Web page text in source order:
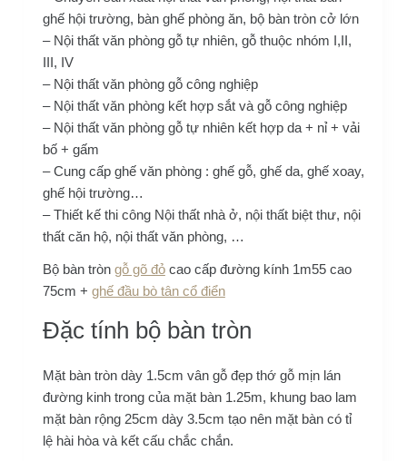
ghế hội trường, bàn ghế phòng ăn, bộ bàn tròn cở lớn
– Nội thất văn phòng gỗ tự nhiên, gỗ thuộc nhóm I,II,
III, IV
– Nội thất văn phòng gỗ công nghiệp
– Nội thất văn phòng kết hợp sắt và gỗ công nghiệp
– Nội thất văn phòng gỗ tự nhiên kết hợp da + nỉ + vải
bố + gấm
– Cung cấp ghế văn phòng : ghế gỗ, ghế da, ghế xoay,
ghế hội trường…
– Thiết kế thi công Nội thất nhà ở, nội thất biệt thư, nội
thất căn hộ, nội thất văn phòng, …
Bộ bàn tròn gỗ gõ đỏcao cấp đường kính 1m55 cao
75cm + ghế đầu bò tân cổ điển
Đặc tính bộ bàn tròn
Mặt bàn tròn dày 1.5cm vân gỗ đẹp thớ gỗ mịn lán
đường kinh trong của mặt bàn 1.25m, khung bao lam
mặt bàn rộng 25cm dày 3.5cm tạo nên mặt bàn có tỉ
lệ hài hòa và kết cấu chắc chắn.